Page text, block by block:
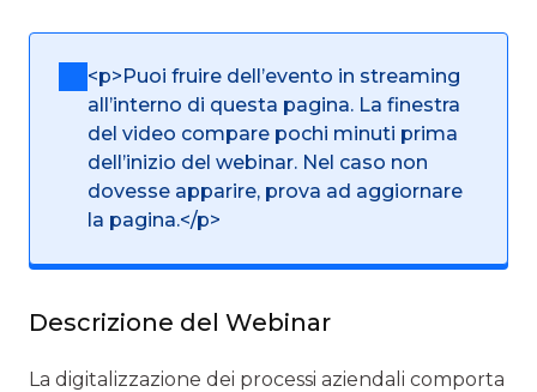
<p>Puoi fruire dell’evento in streaming
all’interno di questa pagina. La finestra
del video compare pochi minuti prima
dell’inizio del webinar. Nel caso non
dovesse apparire, prova ad aggiornare
la pagina.</p>
Descrizione del Webinar
La digitalizzazione dei processi aziendali comporta